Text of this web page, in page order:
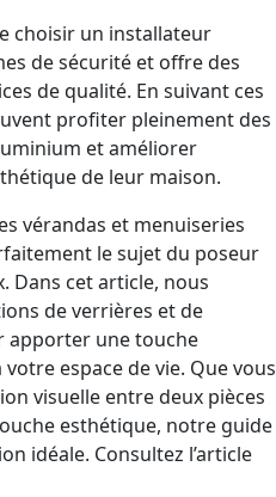
choisir un installateur
de sécurité et offre des
de qualité. En suivant ces
profiter pleinement des
et améliorer
de leur maison.
vérandas et menuiseries
le sujet du poseur
Dans cet article, nous
de verrières et de
apporter une touche
espace de vie. Que vous
visuelle entre deux pièces
esthétique, notre guide
idéale. Consultez l’article